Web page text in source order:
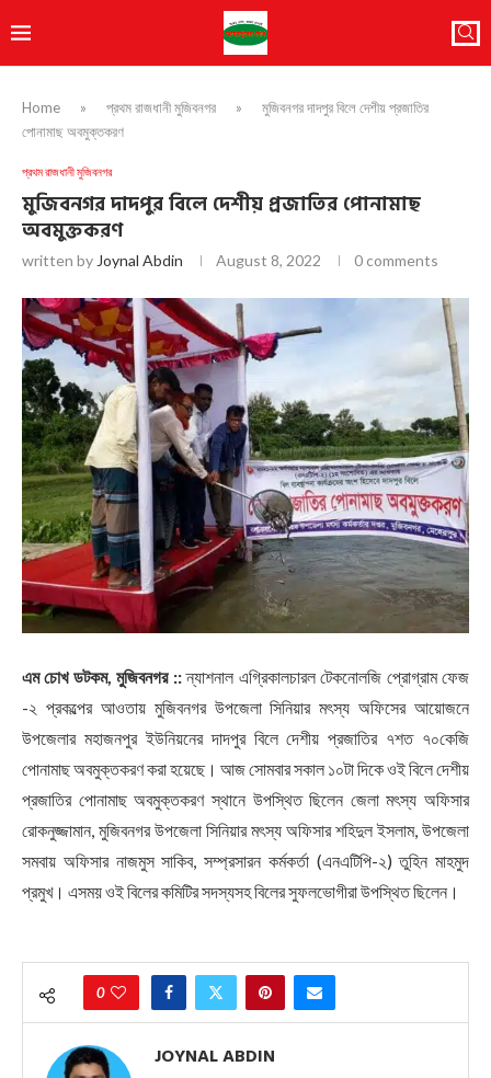
Home » প্রথম রাজধানী মুজিবনগর »
মুজিবনগর দাদপুর বিলে দেশীয় প্রজাতির
পোনামাছ অবমুক্তকরণ
প্রথম রাজধানী মুজিবনগর
মুজিবনগর দাদপুর বিলে দেশীয় প্রজাতির পোনামাছ
অবমুক্তকরণ
written by Joynal Abdin August 8, 2022 0 comments
এম চোখ ডটকম, মুজিবনগর ::ন্যাশনাল এগ্রিকালচারল টেকনোলজি প্রোগ্রাম ফেজ
-২ প্রকল্পের আওতায় মুজিবনগর উপজেলা সিনিয়ার মৎস্য অফিসের আয়োজনে
উপজেলার মহাজনপুর ইউনিয়নের দাদপুর বিলে দেশীয় প্রজাতির ৭শত ৭০কেজি
পোনামাছ অবমুক্তকরণ করা হয়েছে। আজ সোমবার সকাল ১০টা দিকে ওই বিলে দেশীয়
প্রজাতির পোনামাছ অবমুক্তকরণ স্থানে উপস্থিত ছিলেন জেলা মৎস্য অফিসার
রোকনুজ্জামান, মুজিবনগর উপজেলা সিনিয়ার মৎস্য অফিসার শহিদুল ইসলাম, উপজেলা
সমবায় অফিসার নাজমুস সাকিব, সম্প্রসারন কর্মকর্তা (এনএটিপি-২) তুহিন মাহমুদ
প্রমুখ। এসময় ওই বিলের কমিটির সদস্যসহ বিলের সুফলভোগীরা উপস্থিত ছিলেন।
0
JOYNAL ABDIN